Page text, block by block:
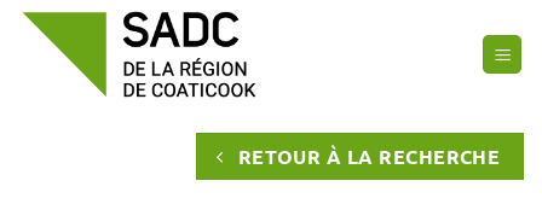
Passer
RETOUR À LA RECHERCHE